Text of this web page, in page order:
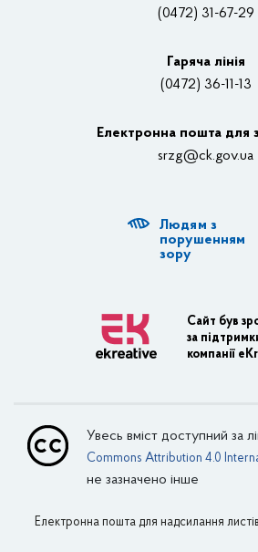
Контакти
Відеотрансляції
Структурні підрозділи
Діяльність ОДА
Транспортна
Внутрішній водний
Авіаційний транспорт
Поштовий зв’язок
(0472) 31-67-29
Гаряча лінія
(0472) 36-11-13
Електронна пошта для
srzg@ck.gov.ua
Людям з
порушенням
зору
Сайт був
за
компанії
Увесь вміст доступний за
Commons Attribution 4.0
не зазначено інше
Електронна пошта для надсилання листів